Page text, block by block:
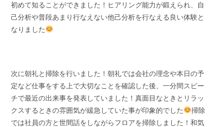
初めて知ることができました！ヒアリング能力が鍛えられ、自
己分析や普段あまり行なえない他己分析を行なえる良い体験と
なりました
次に朝礼と掃除を行いました！朝礼では会社の理念や本日の予
定など仕事をする上で大切なことを確認した後、一分間スピー
チで最近の出来事を発表していました！真面目なときとリラッ
クスするときの雰囲気が緩急していた事が印象的でした
掃除
では社員の方と世間話をしながらフロアを掃除しました！和気